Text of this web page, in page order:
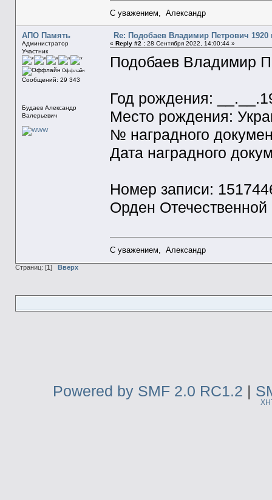
С уважением, Александр
АПО Память
Администратор
Участник
Оффлайн
Сообщений: 29 343
Будаев Александр
Валерьевич
Re: Подобаев Владимир Петрович 1920
« Reply #2 :28 Сентября 2022, 14:00:44 »
Подобаев Владимир
Год рождения:
Место рождения:
№ наградного
Дата наградного
Номер записи:
Орден
С уважением, Александр
Страниц: [1 ] Вверх
Powered by SMF 2.0 RC1.2 |